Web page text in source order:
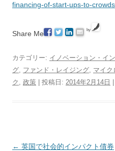
financing-of-start-ups-to-
Share Me by
カテゴリー: イノベーション・イ
グ, ファンド・レイジング, マイク
ク , 政策 | 投稿日: 2014年2月14日
投
← 英国で社会的インパクト債券